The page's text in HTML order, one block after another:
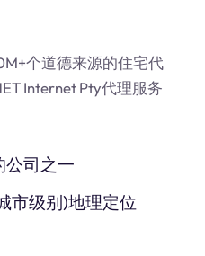
个道德来源的住宅代
Internet Pty代理服务
公司之一
市级别)地理定位